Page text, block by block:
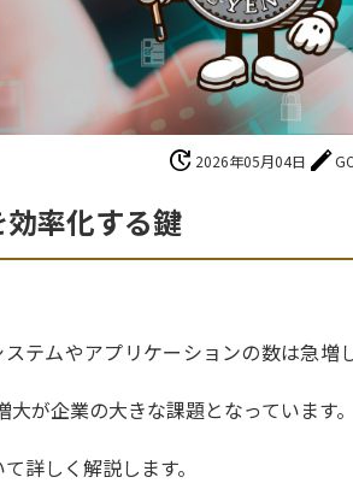
update 2026年05月04日 edit
率化する鍵
テムやアプリケーションの数は急増
が企業の大きな課題となっています
詳しく解説します。